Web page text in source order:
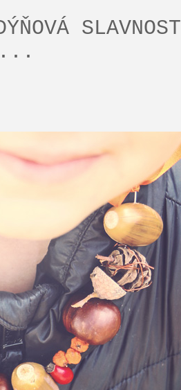
SLAVNOST